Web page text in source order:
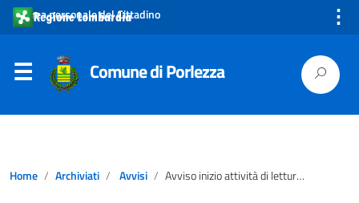
Area personale del Cittadino ⋮
Comune di Porlezza
Home Archiviati Avvisi Avviso inizio attività di lettura contatori acqua